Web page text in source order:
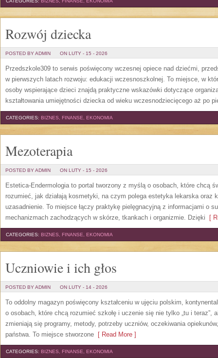
Rozwój dziecka
POSTED BY ADMIN ON LUTY - 15 - 2026
Przedszkole309 to serwis poświęcony wczesnej opiece nad dziećmi,
w pierwszych latach rozwoju: edukacji wczesnoszkolnej. To miejsce, w
osoby wspierające dzieci znajdą praktyczne wskazówki dotyczące
kształtowania umiejętności dziecka od wieku wczesnodziecięcego aż po
CATEGORIES: BIZNES, FINANSE, EKONOMIA
Mezoterapia
POSTED BY ADMIN ON LUTY - 15 - 2026
Estetica-Endermologia to portal tworzony z myślą o osobach, które chcą
rozumieć, jak działają kosmetyki, na czym polega estetyka lekarska oraz
uzasadnienie. To miejsce łączy praktykę pielęgnacyjną z informacjami o
mechanizmach zachodzących w skórze, tkankach i organizmie. Dzięki [
CATEGORIES: BIZNES, FINANSE, EKONOMIA
Uczniowie i ich głos
POSTED BY ADMIN ON LUTY - 14 - 2026
To oddolny magazyn poświęcony kształceniu w ujęciu polskim,
o osobach, które chcą rozumieć szkołę i uczenie się nie tylko „tu i teraz”,
zmieniają się programy, metody, potrzeby uczniów, oczekiwania
państwa. To miejsce stworzone [ Read More ]
CATEGORIES: BIZNES, FINANSE, EKONOMIA